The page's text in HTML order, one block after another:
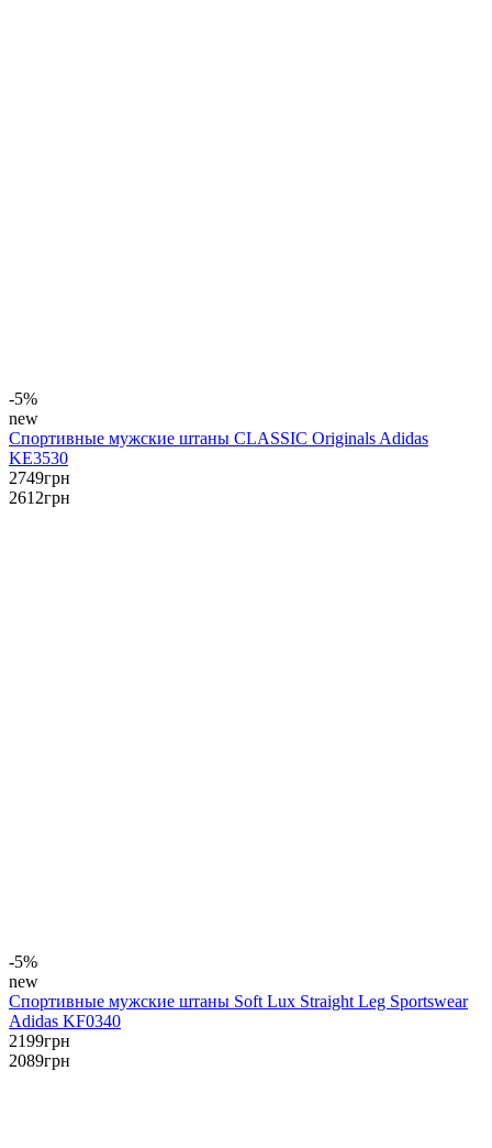
-5%
new
Спортивные мужские штаны CLASSIC Originals Adidas
KE3530
2749грн
2612грн
-5%
new
Спортивные мужские штаны Soft Lux Straight Leg Sportswear
Adidas KF0340
2199грн
2089грн